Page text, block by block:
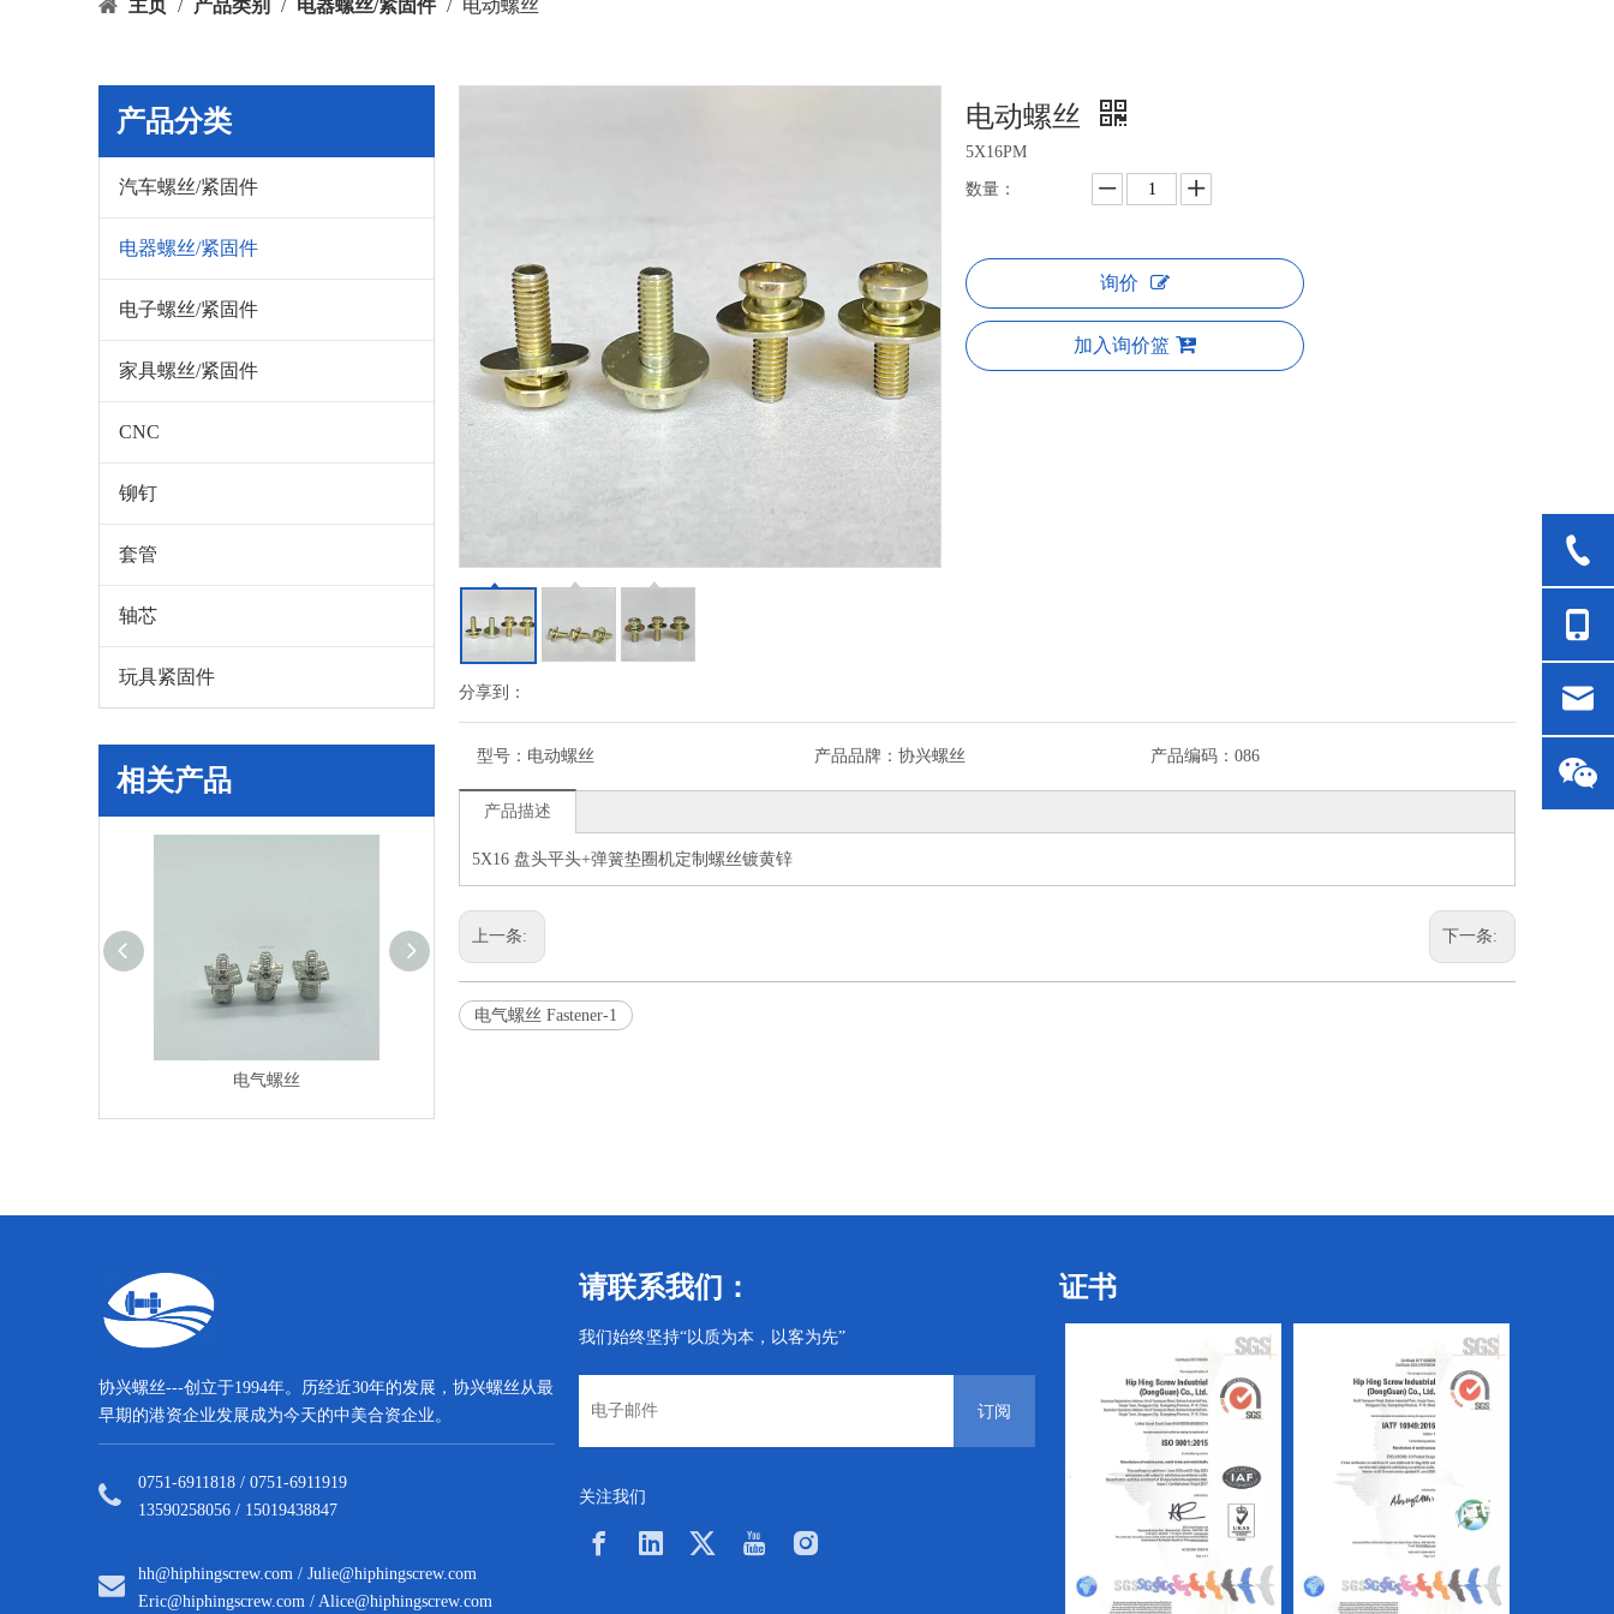
主页 / 产品类别 / 电器螺丝/紧固件 / 电动螺丝
产品分类
汽车螺丝/紧固件
电器螺丝/紧固件
电子螺丝/紧固件
家具螺丝/紧固件
CNC
铆钉
套管
轴芯
玩具紧固件
相关产品
电气螺丝
分享到：
电动螺丝
5X16PM
数量：
询价
加入询价篮
型号： 电动螺丝 产品品牌： 协兴螺丝 产品编码： 086
产品描述
5X16 盘头平头+弹簧垫圈机定制螺丝镀黄锌
上一条: 下一条:
电气螺丝 Fastener-1
协兴螺丝---创立于1994年。历经近30年的发展，协兴螺丝从最
早期的港资企业发展成为今天的中美合资企业。
0751-6911818 / 0751-6911919
13590258056 / 15019438847
hh@hiphingscrew.com /Julie@hiphingscrew.com
Eric@hiphingscrew.com /Alice@hiphingscrew.com
请联系我们：
我们始终坚持“以质为本，以客为先”
订阅
关注我们
证书